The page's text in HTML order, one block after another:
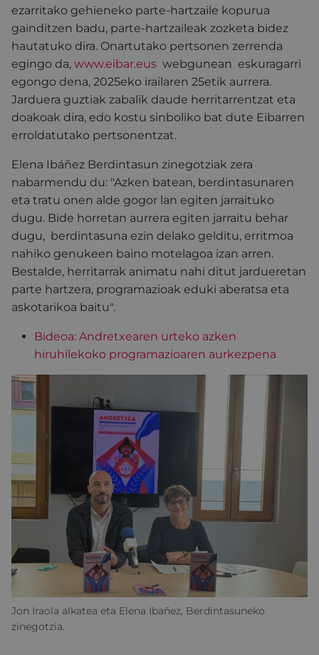
ezarritako gehieneko parte-hartzaile kopurua
gainditzen badu, parte-hartzaileak zozketa bidez
hautatuko dira. Onartutako pertsonen zerrenda
egingo da, www.eibar.eus webgunean eskuragarri
egongo dena, 2025eko irailaren 25etik aurrera.
Jarduera guztiak zabalik daude herritarrentzat eta
doakoak dira, edo kostu sinboliko bat dute Eibarren
erroldatutako pertsonentzat.
Elena Ibáñez Berdintasun zinegotziak zera
nabarmendu du: "Azken batean, berdintasunaren
eta tratu onen alde gogor lan egiten jarraituko
dugu. Bide horretan aurrera egiten jarraitu behar
dugu, berdintasuna ezin delako gelditu, erritmoa
nahiko genukeen baino motelagoa izan arren.
Bestalde, herritarrak animatu nahi ditut jardueretan
parte hartzera, programazioak eduki aberatsa eta
askotarikoa baitu".
Bideoa: Andretxearen urteko azken
hiruhilekoko programazioaren aurkezpena
Jon Iraola alkatea eta Elena Ibañez, Berdintasuneko
zinegotzia.